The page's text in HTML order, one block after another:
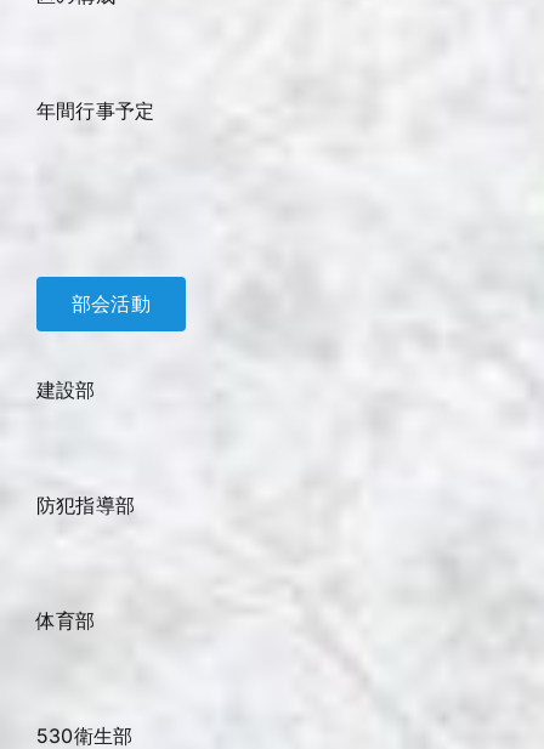
年間行事予定
部会活動
建設部
防犯指導部
体育部
530衛生部